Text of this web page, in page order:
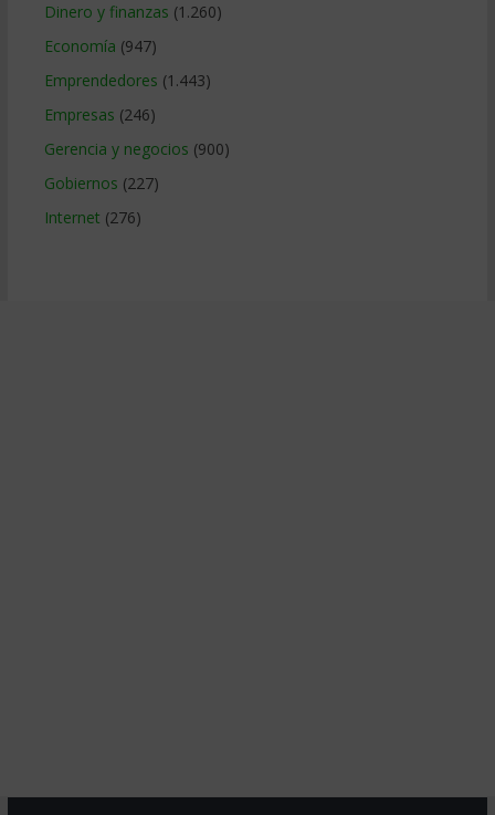
Dinero y finanzas (1.260)
Economía (947)
Emprendedores (1.443)
Empresas (246)
Gerencia y negocios (900)
Gobiernos (227)
Internet (276)